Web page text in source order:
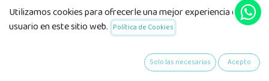
Edad recomendada: a partir de 1 año
Materiales: Madera & Metal
Color principal: Beige
Dimensiones: 36,5 x 11,5 x 19,5 cm
Utilizamos cookies para ofrecerle una mejor experiencia de
usuario en este sitio web. Política de Cookies
Solo las necesarias Acepto